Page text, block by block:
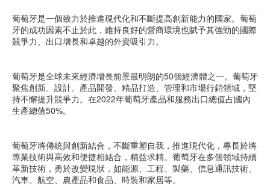
葡萄牙是一個致力於推進現代化和不斷提高創新能力的國家。葡萄
牙的成功因素不止於此，維持良好的營商環境也賦予其強勁的國際
競爭力、出口增長和卓越的外資吸引力。
葡萄牙是全球未來經濟增長前景最明朗的50個經濟體之一。葡萄牙
聚焦創新、設計、產品開發、精品打造、管理和市場行銷領域，堅
持不懈提升競爭力。在2022年葡萄牙產品和服務出口總值占國內
生產總值50%。
葡萄牙將傳統與創新結合，不斷重塑自我，推進現代化，專長於將
專業技術與高效和便捷相結合，精益求精。葡萄牙在多個領域持續
革新技術，勇於改變現狀，如能源、工程、製藥、信息通訊技術、
汽車、航空、農產品和食品、時裝和家居等。